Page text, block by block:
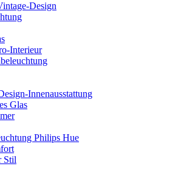
Design
Interieur
Innenausstattung
Glas
Philips Hue
Stil